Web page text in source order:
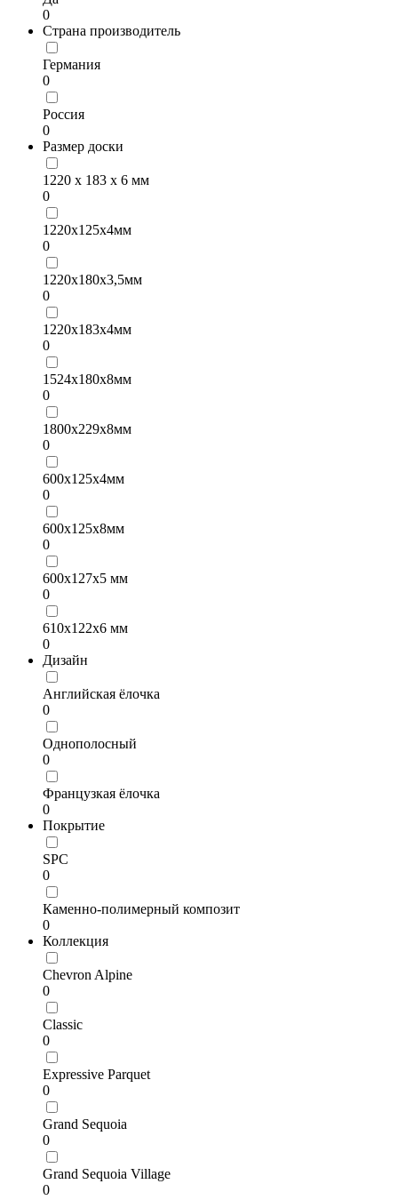
0
Страна производитель
Германия
0
Россия
0
Размер доски
1220 х 183 х 6 мм
0
1220х125х4мм
0
1220х180х3,5мм
0
1220х183х4мм
0
1524х180х8мм
0
1800х229х8мм
0
600х125х4мм
0
600х125х8мм
0
600х127х5 мм
0
610х122х6 мм
0
Дизайн
Английская ёлочка
0
Однополосный
0
Французкая ёлочка
0
Покрытие
SPC
0
Каменно-полимерный композит
0
Коллекция
Chevron Alpine
0
Classic
0
Expressive Parquet
0
Grand Sequoia
0
Grand Sequoia Village
0